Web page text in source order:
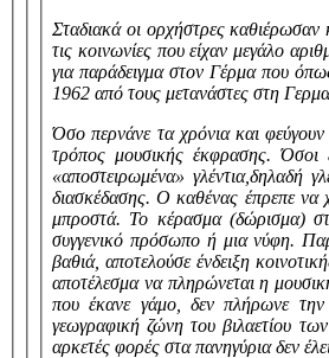
Σταδιακά οι ορχήστρες
τις κοινωνίες που είχαν μεγάλο
για παράδειγμα στον Γέρμα που
1962 από τους μετανάστες στη
Όσο περνάνε τα χρόνια και φεύγουν
τρόπος μουσικής έκφρασης. Όσοι
«αποστειρωμένα» γλέντια,δηλαδή
διασκέδασης. Ο καθένας έπρεπε
μπροστά. Το κέρασμα (δώρισμα)
συγγενικό πρόσωπο ή μια νύφη.
βαθιά, αποτελούσε ένδειξη
αποτέλεσμα να πληρώνεται η
που έκανε γάμο, δεν πλήρωνε την
γεωγραφική ζώνη του βιλαετίου
αρκετές φορές στα πανηγύρια δεν